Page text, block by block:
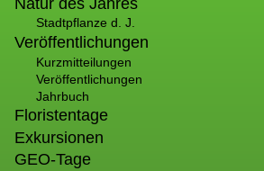
Stadtpflanze d. J.
Veröffentlichungen
Kurzmitteilungen
Veröffentlichungen
Jahrbuch
Floristentage
Exkursionen
GEO-Tage